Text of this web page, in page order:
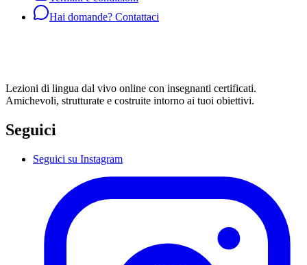
Hai domande? Contattaci
Lezioni di lingua dal vivo online con insegnanti certificati.
Amichevoli, strutturate e costruite intorno ai tuoi obiettivi.
Seguici
Seguici su Instagram